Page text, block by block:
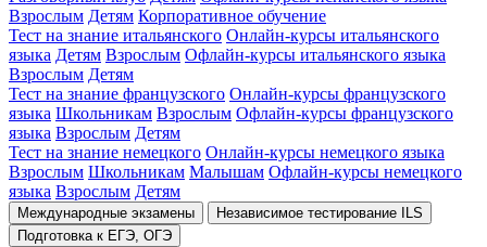
Взрослым Детям Корпоративное обучение
Тест на знание итальянского Онлайн-курсы итальянского
языка Детям Взрослым Офлайн-курсы итальянского языка
Взрослым Детям
Тест на знание французского Онлайн-курсы французского
языка Школьникам Взрослым Офлайн-курсы французского
языка Взрослым Детям
Тест на знание немецкого Онлайн-курсы немецкого языка
Взрослым Школьникам Малышам Офлайн-курсы немецкого
языка Взрослым Детям
Международные экзамены
Независимое тестирование ILS
Подготовка к ЕГЭ, ОГЭ